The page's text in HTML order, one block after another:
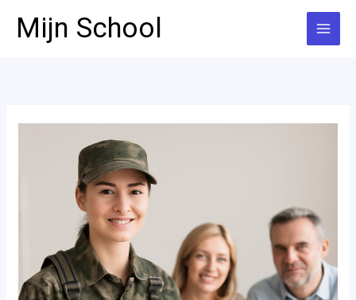
naarMijn School